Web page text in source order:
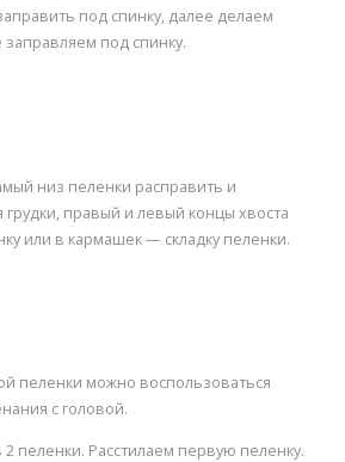
под спинку, далее делаем
под спинку.
низ пеленки расправить и
грудки, правый и левый концы хвоста
или в кармашек — складку пеленки.
пеленки можно воспользоваться
с головой.
пеленки. Расстилаем первую пеленку.